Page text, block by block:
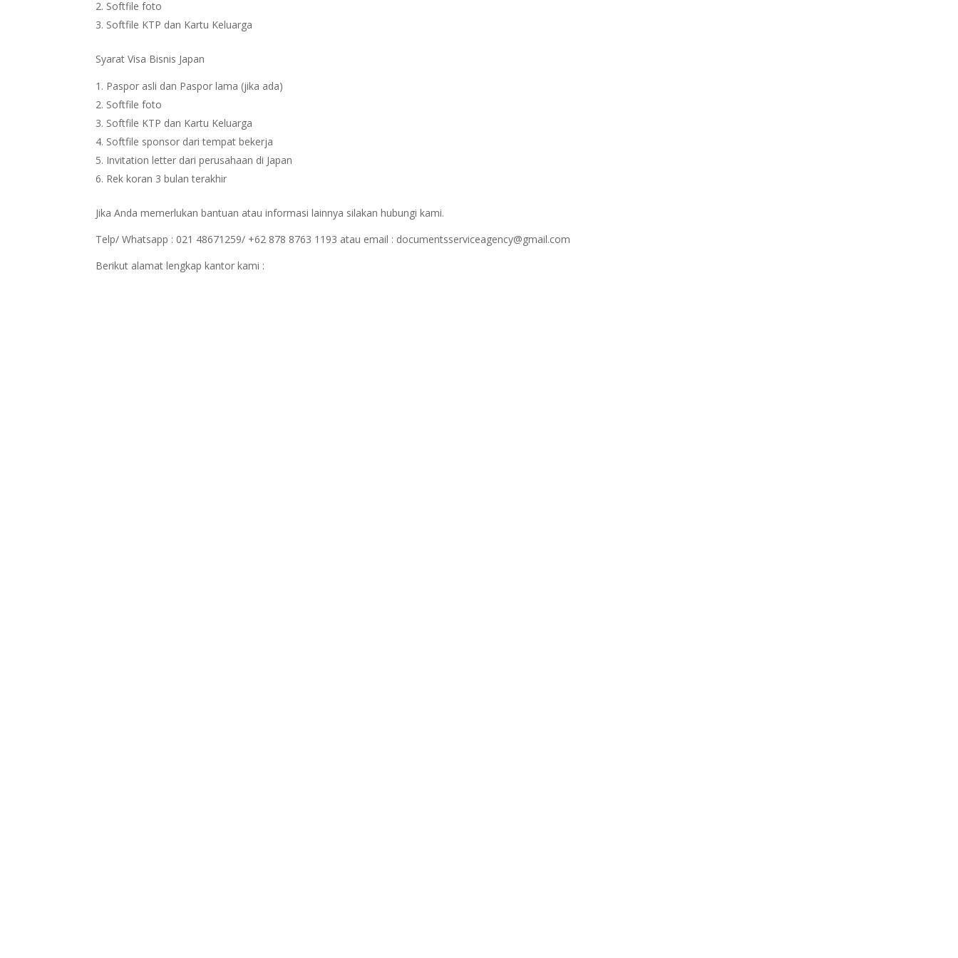
Softfile foto
Softfile KTP dan Kartu Keluarga
Syarat Visa Bisnis Japan
Paspor asli dan Paspor lama (jika ada)
Softfile foto
Softfile KTP dan Kartu Keluarga
Softfile sponsor dari tempat bekerja
Invitation letter dari perusahaan di Japan
Rek koran 3 bulan terakhir
Jika Anda memerlukan bantuan atau informasi lainnya silakan hubungi kami.
Telp/ Whatsapp : 021 48671259/ +62 878 8763 1193 atau email : documentsserviceagency@gmail.com
Berikut alamat lengkap kantor kami :